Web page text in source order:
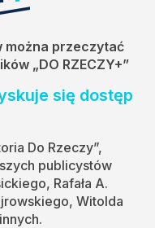
można przeczytać
„DO RZECZY+”
się dostęp
Do Rzeczy”,
publicystów
Rafała A.
Witolda